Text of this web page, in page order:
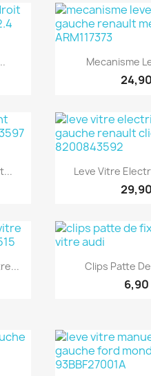

Mecanisme

Leve Vitre

Clips Patte